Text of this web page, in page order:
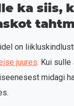
ka siis,
on
juures. Kui sulle
midagi